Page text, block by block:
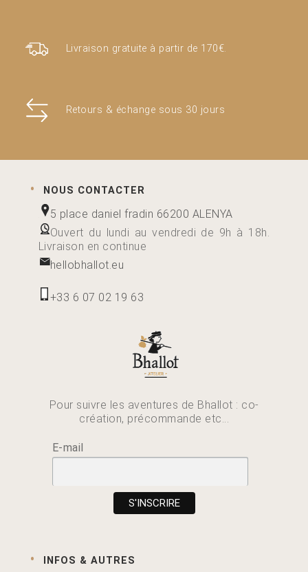
Livraison gratuite à partir de 170€.
Retours & échange sous 30 jours
NOUS CONTACTER
5 place daniel fradin 66200 ALENYA
Ouvert du lundi au vendredi de 9h à 18h.
Livraison en continue
hellobhallot.eu
+33 6 07 02 19 63
Pour suivre les aventures de Bhallot : co-
création, précommande etc...
E-mail
INFOS & AUTRES